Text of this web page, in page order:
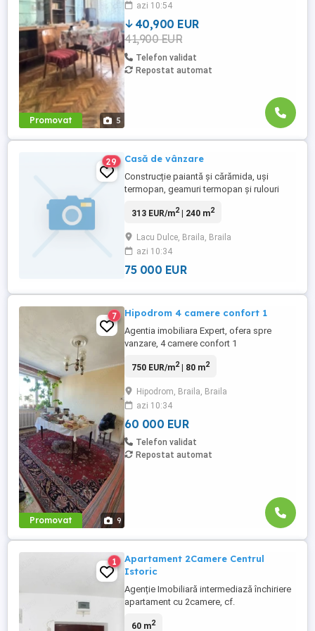
Promovat 5
Pret 43 000 euro ușor negociabil Pentru
detalii va așteptăm la ...
azi 10:54
40,900 EUR
41,900 EUR
Telefon validat
Repostat automat
29 Casă de vânzare
Construcție paiantă și cărămida, uși
termopan, geamuri termopan și rulouri
deschidere la strada 12 metri, suprafață
construită 100 metri pătrați, pentru mai
multe detalii sau o vizionare va stau la
dispoziție prin mesaj. Va mulțumesc, ...
313 EUR/m2| 240 m2
Lacu Dulce, Braila, Braila
azi 10:34
75 000 EUR
Promovat 9
7 Hipodrom 4 camere confort 1
Agentia imobiliara Expert, ofera spre
vanzare, 4 camere confort 1
Imobilul este situat la etajul 4 4,fara
instalatie de centrala termica ,necesita
renovare. Acte la zi ,liber .Pret 60 000 euro .
Anunt postat de agentia imobiliara ...
750 EUR/m2| 80 m2
Hipodrom, Braila, Braila
azi 10:34
60 000 EUR
Telefon validat
Repostat automat
1
Apartament 2Camere Centrul
Istoric
Agenție Imobiliară intermediază închiriere
apartament cu 2camere, cf.
spațios, foarte bine întreținut, complet
60 m2